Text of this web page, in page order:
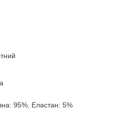
95%, Еластан: 5%